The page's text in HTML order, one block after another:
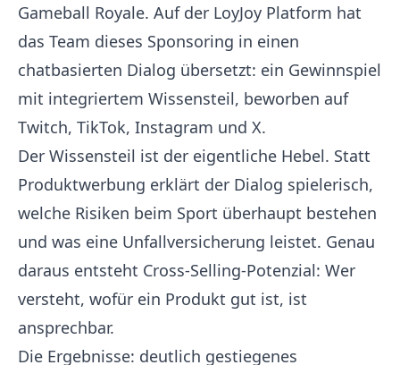
Gameball Royale. Auf der LoyJoy Platform hat
das Team dieses Sponsoring in einen
chatbasierten Dialog übersetzt: ein Gewinnspiel
mit integriertem Wissensteil, beworben auf
Twitch, TikTok, Instagram und X.
Der Wissensteil ist der eigentliche Hebel. Statt
Produktwerbung erklärt der Dialog spielerisch,
welche Risiken beim Sport überhaupt bestehen
und was eine Unfallversicherung leistet. Genau
daraus entsteht Cross-Selling-Potenzial: Wer
versteht, wofür ein Produkt gut ist, ist
ansprechbar.
Die Ergebnisse: deutlich gestiegenes